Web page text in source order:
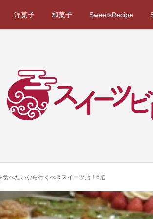
洋菓子 和菓子 SweetsRecipe
食べたいなら行くべきスイーツ店！6選